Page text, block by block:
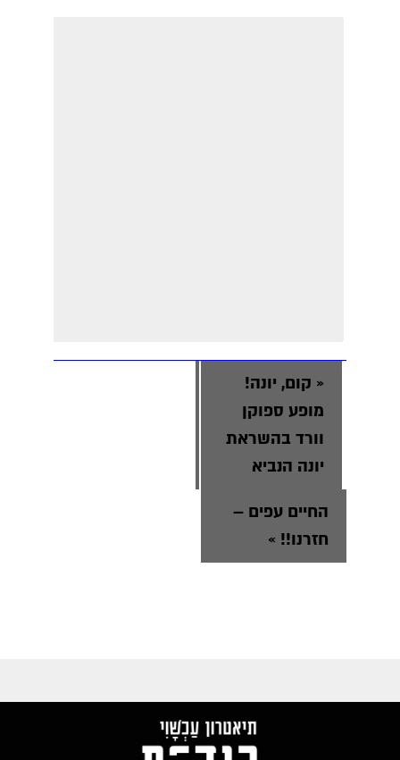
« קום, יונה!
מופע ספוקן
וורד בהשראת
יונה הנביא
החיים עפים –
חזרנו!! »